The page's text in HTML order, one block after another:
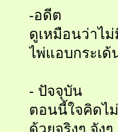
-อดีต
ดูเหมือนว่าไ
ไพ่แอบกระเด้
- ปัจจุบัน
ตอนนี้ใจคิดไ